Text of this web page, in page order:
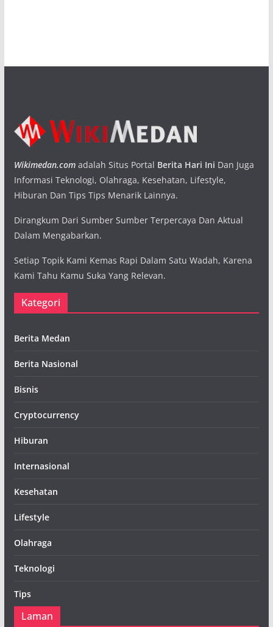
Wikimedan.comadalah Situs Portal Berita Hari Ini Dan Juga
Informasi Teknologi, Olahraga, Kesehatan, Lifestyle,
Hiburan Dan Tips Tips Menarik Lainnya.
Dirangkum Dari Sumber Sumber Terpercaya Dan Aktual
Dalam Mengabarkan.
Setiap Topik Kami Kemas Rapi Dalam Satu Wadah, Karena
Kami Tahu Kamu Suka Yang Relevan.
Kategori
Berita Medan
Berita Nasional
Bisnis
Cryptocurrency
Hiburan
Internasional
Kesehatan
Lifestyle
Olahraga
Teknologi
Tips
Laman